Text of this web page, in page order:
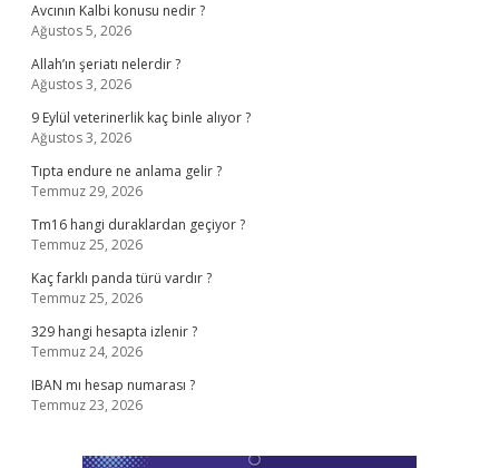
Avcının Kalbi konusu nedir ?
Ağustos 5, 2026
Allah’ın şeriatı nelerdir ?
Ağustos 3, 2026
9 Eylül veterinerlik kaç binle alıyor ?
Ağustos 3, 2026
Tıpta endure ne anlama gelir ?
Temmuz 29, 2026
Tm16 hangi duraklardan geçiyor ?
Temmuz 25, 2026
Kaç farklı panda türü vardır ?
Temmuz 25, 2026
329 hangi hesapta izlenir ?
Temmuz 24, 2026
IBAN mı hesap numarası ?
Temmuz 23, 2026